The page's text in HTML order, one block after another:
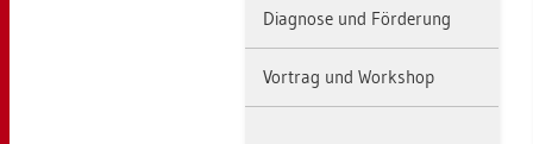
Dia­gno­se und För­de­rung
Vor­trag und Work­shop